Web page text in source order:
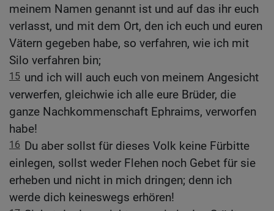
meinem Namen genannt ist und auf das ihr euch
verlasst, und mit dem Ort, den ich euch und euren
Vätern gegeben habe, so verfahren, wie ich mit
Silo verfahren bin;
15 und ich will auch euch von meinem Angesicht
verwerfen, gleichwie ich alle eure Brüder, die
ganze Nachkommenschaft Ephraims, verworfen
habe!
16 Du aber sollst für dieses Volk keine Fürbitte
einlegen, sollst weder Flehen noch Gebet für sie
erheben und nicht in mich dringen; denn ich
werde dich keineswegs erhören!